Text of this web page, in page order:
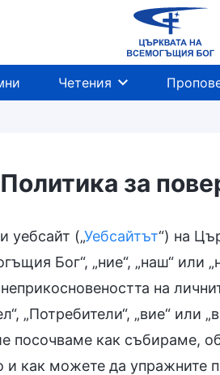
Четения
Политика за
уебсайт („Уебсайтът“) на
Бог“, „ние“, „наш“ или
на
„Потребители“, „вие“ или
посочваме как събираме,
как можете да упражните